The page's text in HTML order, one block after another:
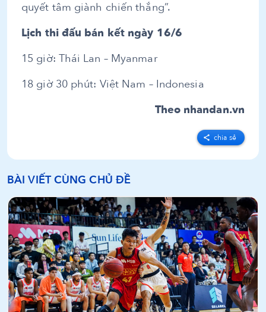
quyết tâm giành chiến thắng”.
Lịch thi đấu bán kết ngày 16/6
15 giờ: Thái Lan – Myanmar
18 giờ 30 phút: Việt Nam – Indonesia
Theo nhandan.vn
chia sẻ
BÀI VIẾT CÙNG CHỦ ĐỀ